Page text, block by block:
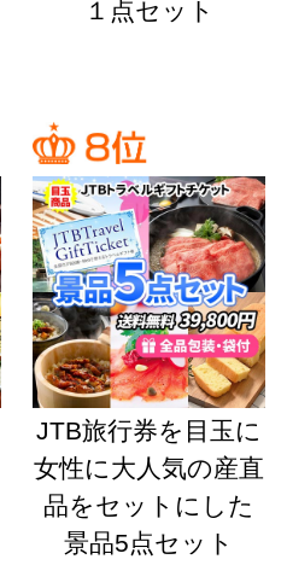
１点セット
JTB旅行券を目玉に
女性に大人気の産直
品をセットにした
景品5点セット